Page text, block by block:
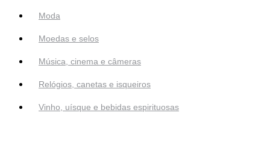
Moda
Moedas e selos
Música, cinema e câmeras
Relógios, canetas e isqueiros
Vinho, uísque e bebidas espirituosas